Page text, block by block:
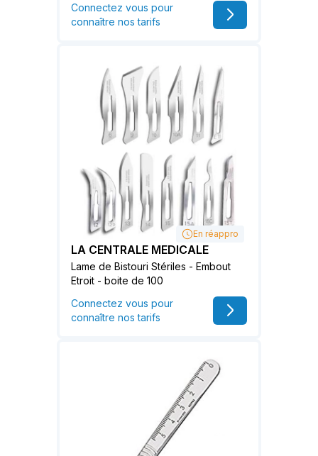
Connectez vous pour
connaître nos tarifs
En réappro
LA CENTRALE MEDICALE
Lame de Bistouri Stériles - Embout
Etroit - boite de 100
Connectez vous pour
connaître nos tarifs